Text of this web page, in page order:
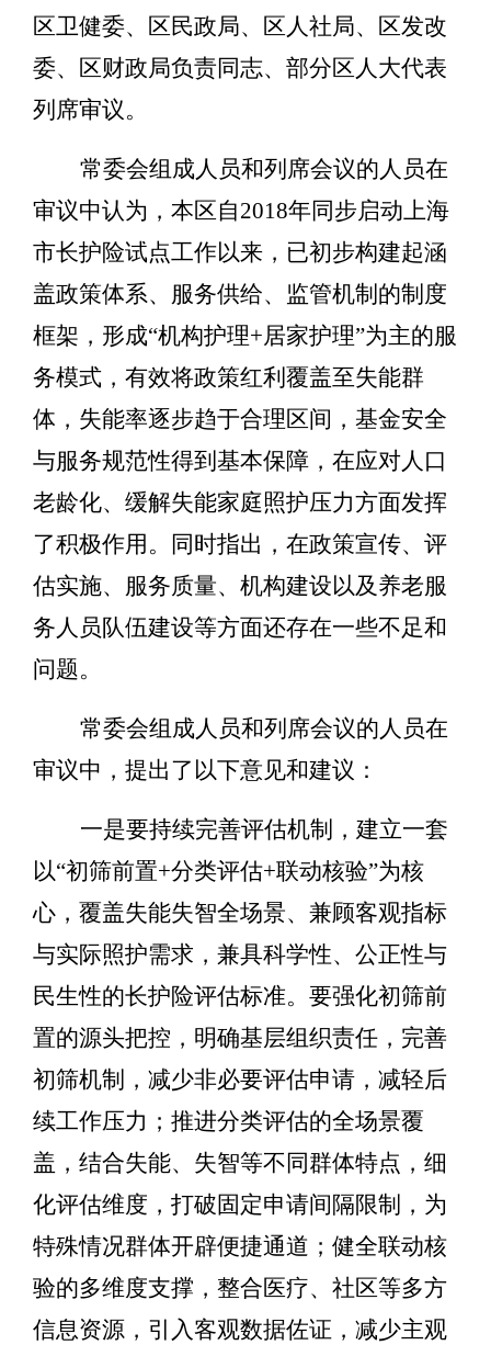
区卫健委、 区民政局、区人社局、 区发改
委、区财政局负责同志、部分区人大代表
列席审议。
常委会组成人员和列席会议的人员在
审议中认为，本区自2018年同步启动上海
市长护险试点工作以来，已初步构建起涵
盖政策体系、服务供给、监管机制的制度
框架，形成“机构护理+居家护理”为主的服
务模式，有效将政策红利覆盖至失能群
体，失能率逐步趋于合理区间，基金安全
与服务规范性得到基本保障，在应对人口
老龄化、缓解失能家庭照护压力方面发挥
了积极作用。
同时指出，在政策宣传、评
估实施、服务质量、机构建设以及养老服
务人员队伍建设等方面还存在一些不足和
问题。
常委会组成人员和列席会议的人员在
审议中，提出了以下意见和建议：
一是要持续完善评估机制，建立一套
以“初筛前置+分类评估+联动核验”为核
心，覆盖失能失智全场景、兼顾客观指标
与实际照护需求，兼具科学性、公正性与
民生性的长护险评估标准。要强化初筛前
置的源头把控，明确基层组织责任，完善
初筛机制，减少非必要评估申请，减轻后
续工作压力；推进分类评估的全场景覆
盖，结合失能、失智等不同群体特点，细
化评估维度，打破固定申请间隔限制，为
特殊情况群体开辟便捷通道；健全联动核
验的多维度支撑，整合医疗、社区等多方
信息资源，引入客观数据佐证，减少主观